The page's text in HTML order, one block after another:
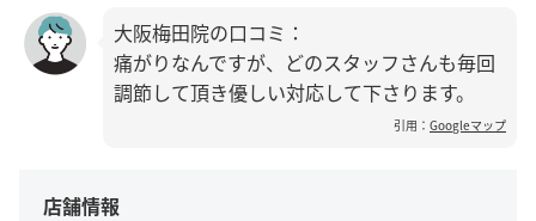
大阪梅田院の口コミ：
痛がりなんですが、どのスタッフさんも毎回
調節して頂き優しい対応して下さります。
引用： Googleマップ
店舗情報